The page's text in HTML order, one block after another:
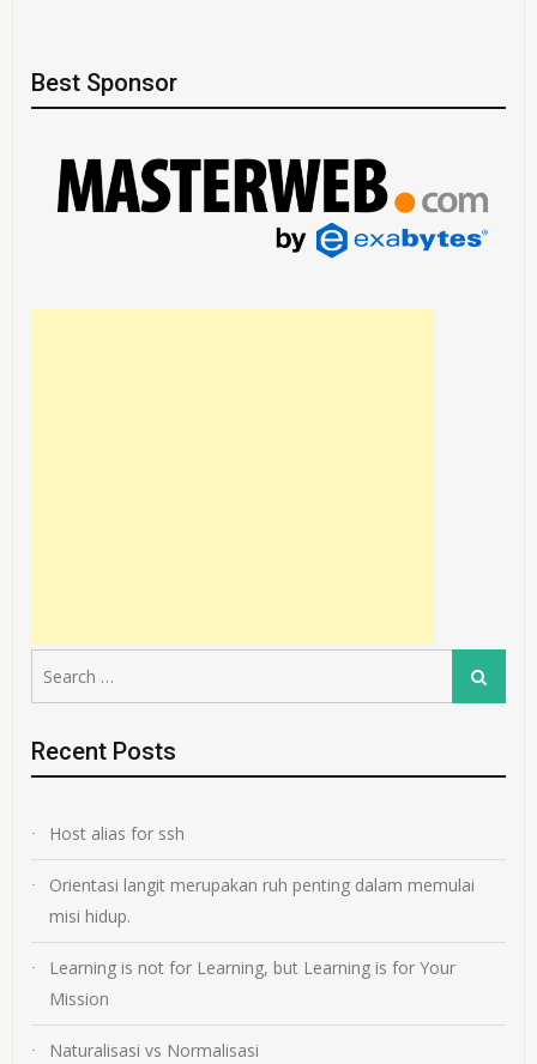
Best Sponsor
for:
Search
Recent Posts
Host alias for ssh
Orientasi langit merupakan ruh penting dalam memulai
misi hidup.
Learning is not for Learning, but Learning is for Your
Mission
Naturalisasi vs Normalisasi